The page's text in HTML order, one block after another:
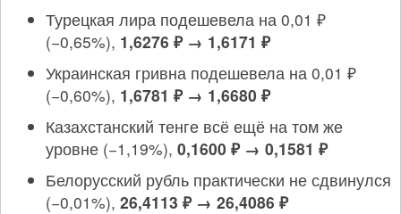
Турецкая лира подешевела на 0,01 ₽
(−0,65%), 1,6276 ₽ → 1,6171 ₽
Украинская гривна подешевела на 0,01 ₽
(−0,60%), 1,6781 ₽ → 1,6680 ₽
Казахстанский тенге всё ещё на том же
уровне (−1,19%), 0,1600 ₽ → 0,1581 ₽
Белорусский рубль практически не сдвинулся
(−0,01%), 26,4113 ₽ → 26,4086 ₽